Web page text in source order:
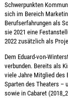
Schwerpunkten
sich im Bereich
Berufserfahrungen als
sie 2021 eine
2022 zusätzlich als
Dem Eduard-von-
verbunden. Bereits als
viele Jahre Mitglied des
Sparten des Theaters –
sowie in Cabaret